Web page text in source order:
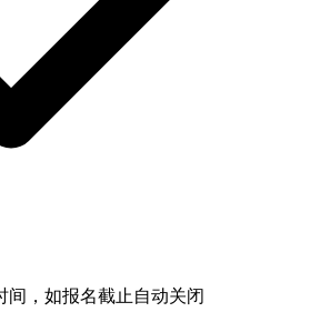
间，如报名截止自动关闭